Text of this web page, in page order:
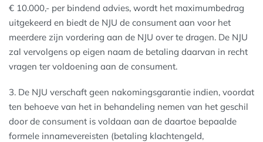
€ 10.000,- per bindend advies, wordt het maximumbedrag
uitgekeerd en biedt de NJU de consument aan voor het
meerdere zijn vordering aan de NJU over te dragen. De NJU
zal vervolgens op eigen naam de betaling daarvan in recht
vragen ter voldoening aan de consument.
3. De NJU verschaft geen nakomingsgarantie indien, voordat
ten behoeve van het in behandeling nemen van het geschil
door de consument is voldaan aan de daartoe bepaalde
formele innamevereisten (betaling klachtengeld,